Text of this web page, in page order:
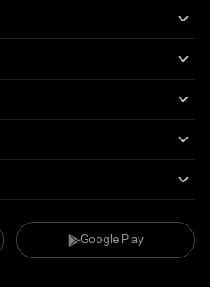
Google Play